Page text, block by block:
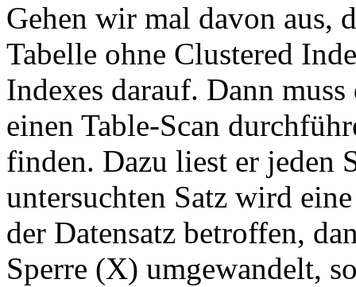
Gehen wir mal davon aus,
Tabelle ohne Clustered
Indexes darauf. Dann
einen Table-Scan
finden. Dazu liest er jeden
untersuchten Satz wird
der Datensatz betroffen,
Sperre (X) umgewandelt,